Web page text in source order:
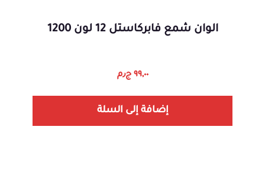
الوان شمع فابركاستل 12 لون 1200
٩٩,٠٠ ج٫م
إضافة إلى السلة